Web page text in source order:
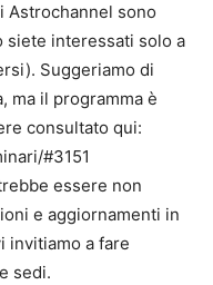
Astrochannel sono
interessati solo a
Suggeriamo di
ma il programma è
consultato qui:
#3151
essere non
e aggiornamenti in
invitiamo a fare
sedi.